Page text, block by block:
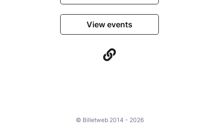
View events
© Billetweb 2014 - 2026